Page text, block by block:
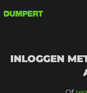
INLOGGEN